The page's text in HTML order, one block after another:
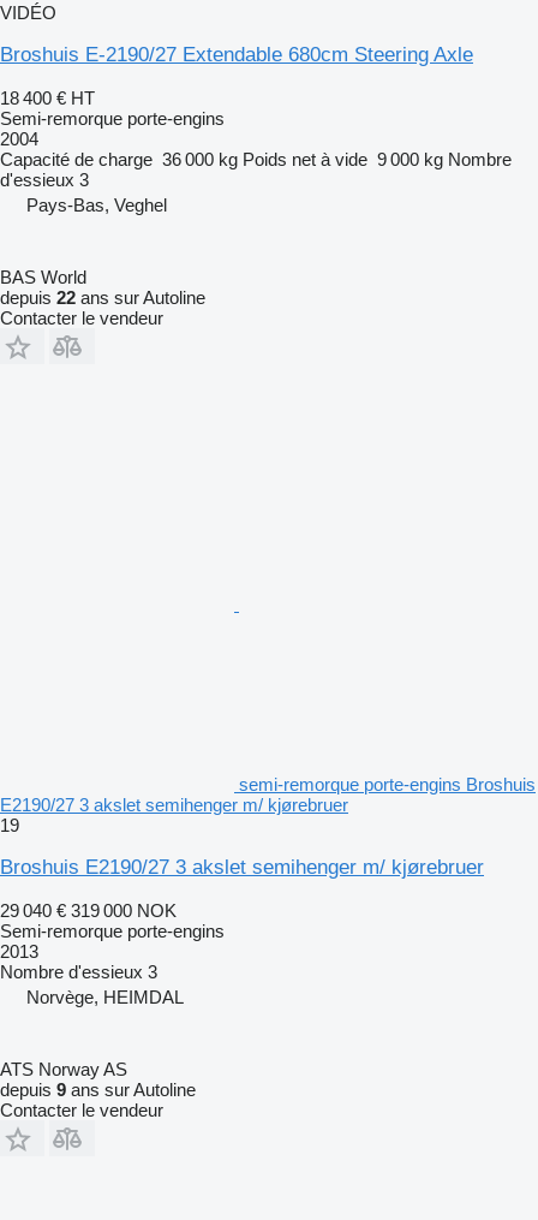
VIDÉO
Broshuis E-2190/27 Extendable 680cm Steering Axle
18 400 € HT
Semi-remorque porte-engins
2004
Capacité de charge 36 000 kg Poids net à vide 9 000 kg Nombre
d'essieux 3
Pays-Bas, Veghel
BAS World
depuis 22 ans sur Autoline
Contacter le vendeur
semi-remorque porte-engins Broshuis
E2190/27 3 akslet semihenger m/ kjørebruer
19
Broshuis E2190/27 3 akslet semihenger m/ kjørebruer
29 040 € 319 000 NOK
Semi-remorque porte-engins
2013
Nombre d'essieux 3
Norvège, HEIMDAL
ATS Norway AS
depuis 9 ans sur Autoline
Contacter le vendeur